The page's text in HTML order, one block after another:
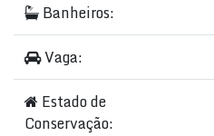
Banheiros:
Vaga:
Estado de
Conservação: